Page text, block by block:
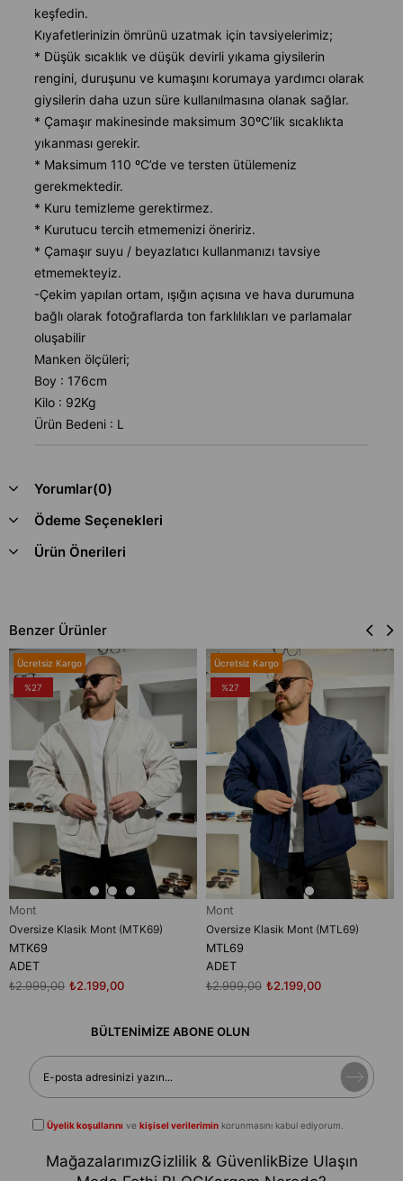
keşfedin.
Kıyafetlerinizin ömrünü uzatmak için tavsiyelerimiz;
* Düşük sıcaklık ve düşük devirli yıkama giysilerin
rengini, duruşunu ve kumaşını korumaya yardımcı olarak
giysilerin daha uzun süre kullanılmasına olanak sağlar.
* Çamaşır makinesinde maksimum 30ºC’lik sıcaklıkta
yıkanması gerekir.
* Maksimum 110 ºC’de ve tersten ütülemeniz
gerekmektedir.
* Kuru temizleme gerektirmez.
* Kurutucu tercih etmemenizi öneririz.
* Çamaşır suyu / beyazlatıcı kullanmanızı tavsiye
etmemekteyiz.
-Çekim yapılan ortam, ışığın açısına ve hava durumuna
bağlı olarak fotoğraflarda ton farklılıkları ve parlamalar
oluşabilir
Manken ölçüleri;
Boy : 176cm
Kilo : 92Kg
Ürün Bedeni : L
Yorumlar(0)
Ödeme Seçenekleri
Ürün Önerileri
Benzer Ürünler
Mont
Oversize Klasik Mont (MTK69)
MTK69
ADET
₺2.199,00
₺2.999,00
Ücretsiz Kargo
%27
Mont
Oversize Klasik Mont (MTL69)
MTL69
ADET
₺2.199,00
₺2.999,00
Ücretsiz Kargo
%27
BÜLTENİMİZE ABONE OLUN
Üyelik koşullarını vekişisel verilerimin korunmasını kabul ediyorum.
MağazalarımızGizlilik & GüvenlikBize Ulaşın